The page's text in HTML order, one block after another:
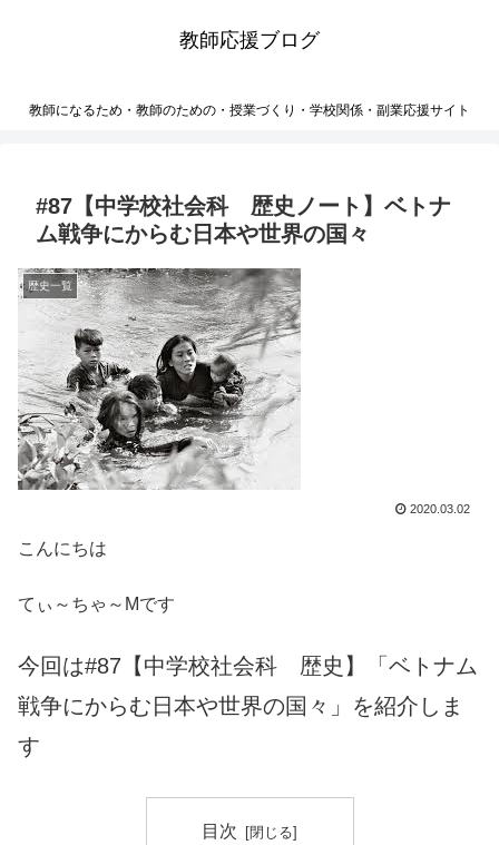
教師応援ブログ
教師になるため・教師のための・授業づくり・学校関係・副業応援サイト
#87【中学校社会科 歴史ノート】ベトナ
ム戦争にからむ日本や世界の国々
歴史一覧
2020.03.02
こんにちは
てぃ～ちゃ～Mです
今回は#87【中学校社会科 歴史】「ベトナム
戦争にからむ日本や世界の国々」を紹介しま
す
目次